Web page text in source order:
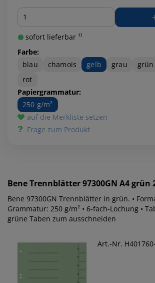
Menge
sofort lieferbar ¹⁾
Farbe:
blau
chamois gelb grau grün
rot
Papiergrammatur:
250 g/m²
auf die Merkliste setzen
Frage zum Produkt
BeneTrennblätter 97300GN A4 grün
Bene 97300GN Trennblätter in grün. •
Grammatur: 250 g/m² • 6-fach-Lochung • Tabeneigenschaften:
grüne Taben zum ausschneiden
Art.-Nr.